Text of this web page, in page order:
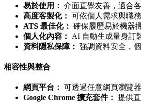
易於使用： 介面直覺友善，適合
高度客製化： 可依個人需求與職
ATS 最佳化： 確保履歷易於機器
個人化內容：
AI 自動生成量身訂
資料隱私保障： 強調資料安全，
相容性與整合
網頁平台： 可透過任意網頁瀏覽器
Google Chrome 擴充套件： 提供